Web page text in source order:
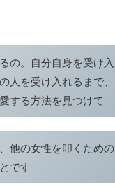
の。自分自身を受け入
人を受け入れるまで、
する方法を見つけて
他の女性を叩くための
です